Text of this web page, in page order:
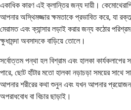
একাধিক কারণ এই ক্লান্তির জন্য দায়ী।
আপনার অস্থিমজ্জার ক্ষমতাকে প্রভাবিত করে, যা
মেরামত এবং ক্যান্সার লড়াই করার জন্য কঠোর
ক্ষুধামন্দা অবসাদকে বাড়িয়ে তোলে।
সর্বোত্তম পন্থা হল বিশ্রাম এবং হালকা
পারে, ছোট হাঁটার মতো হালকা নড়াচড়া সময়ের সাথে
আপনার শরীরের কথা শুনুন এবং যখন আপনার
অপরাধবোধ বা বিচার ছাড়াই।